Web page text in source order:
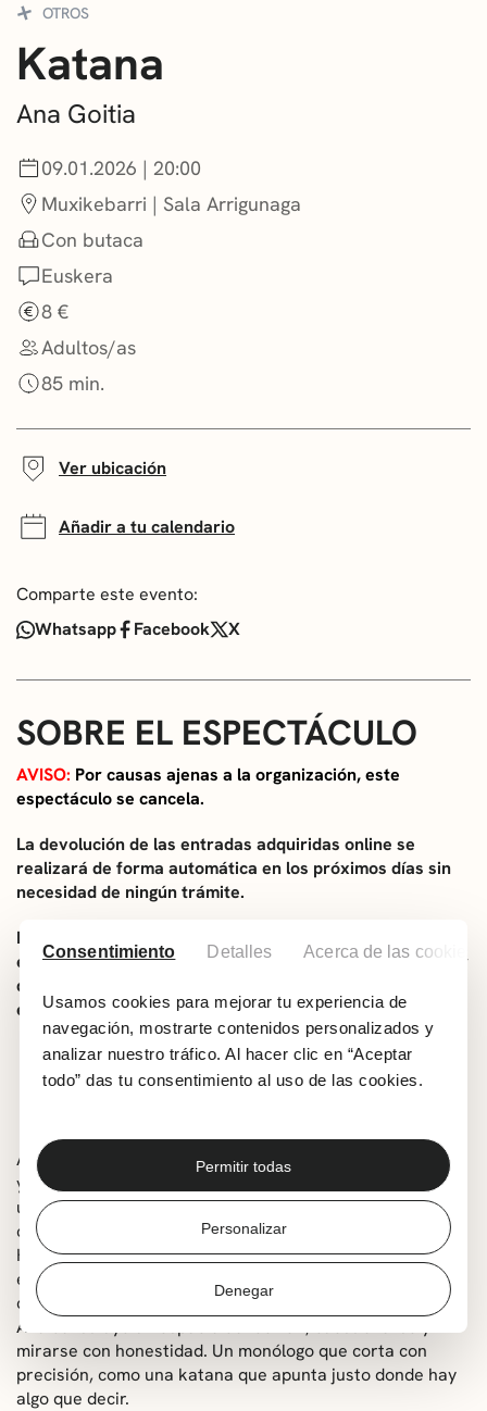
Consentimiento Detalles Acerca de las cookies
Usamos cookies para mejorar tu experiencia de
navegación, mostrarte contenidos personalizados y
analizar nuestro tráfico. Al hacer clic en “Aceptar
todo” das tu consentimiento al uso de las cookies.
Permitir todas
Personalizar
Denegar
NOTICIAS
GETXO KULTURA
ASOCIACIONES CULTURALES
OTROS
Katana
Ana Goitia
09.01.2026 | 20:00
Muxikebarri | Sala Arrigunaga
Con butaca
Euskera
8 €
Adultos/as
85 min.
Ver ubicación
Añadir a tu calendario
Comparte este evento:
Whatsapp
Facebook X
SOBRE EL ESPECTÁCULO
AVISO: Por causas ajenas a la organización, este
espectáculo se cancela.
La devolución de las entradas adquiridas online se
realizará de forma automática en los próximos días sin
necesidad de ningún trámite.
Por su parte, la devolución de las entradas adquiridas en
efectivo o a través de datáfono podrá solicitarse a partir
de mañana, 9 de enero, en la taquilla de Muxikebarri, en
el siguiente horario:
Lunes a jueves: 12:00-14:30 / 16:30-20:00
Viernes y sábado: 16:30-21:30
Ana Goitia es pura intensidad: lo que vive, lo que observa
y, sobre todo, cómo lo cuenta. En Katana, lleva a escena
un monólogo directo y afilado, donde lo cotidiano se
convierte en material cómico y reflexión compartida.
Habla de la música y del marketing de hoy, del furor por
el sold out, de familias enteras disfrutando de los
conciertos, machismo, gordofobia y temas de actualidad.
Ana construye un espacio donde reír, cuestionarse y
mirarse con honestidad. Un monólogo que corta con
precisión, como una katana que apunta justo donde hay
algo que decir.